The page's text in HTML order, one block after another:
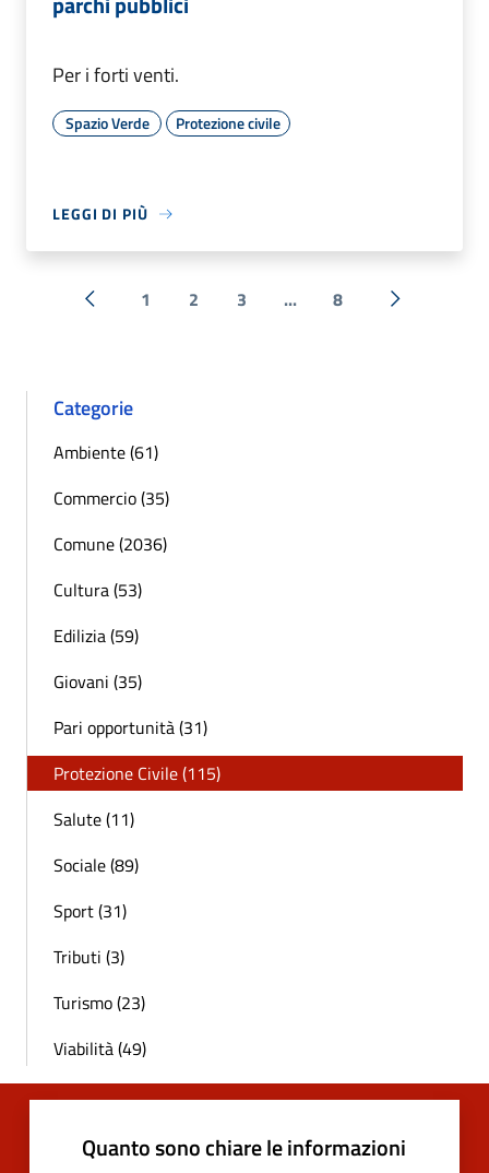
Per i forti venti.
Spazio Verde Protezione civile
LEGGI DI PIÙ
« Precedente
1 2 3 ... 8 Successiva
Categorie
Ambiente (61)
Commercio (35)
Comune (2036)
Cultura (53)
Edilizia (59)
Giovani (35)
Pari opportunità (31)
Protezione Civile (115)
Salute (11)
Sociale (89)
Sport (31)
Tributi (3)
Turismo (23)
Viabilità (49)
Quanto sono chiare le informazioni